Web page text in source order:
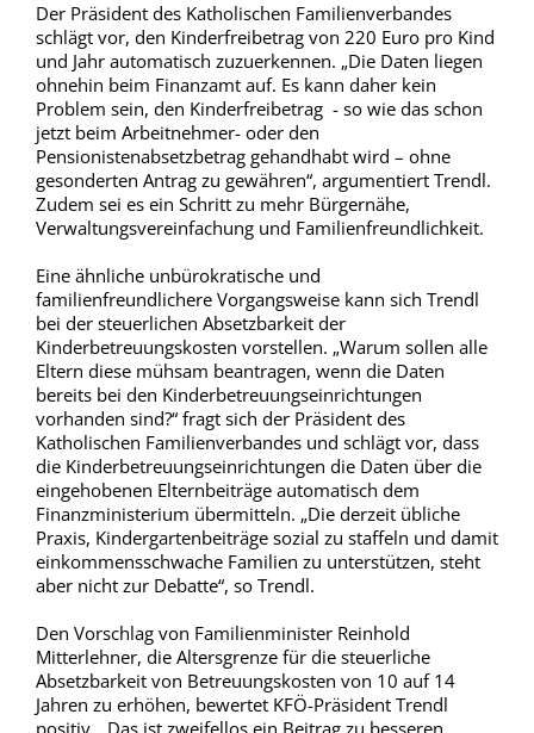
Der Präsident des Katholischen Familienverbandes
schlägt vor, den Kinderfreibetrag von 220 Euro pro Kind
und Jahr automatisch zuzuerkennen. „Die Daten liegen
ohnehin beim Finanzamt auf. Es kann daher kein
Problem sein, den Kinderfreibetrag - so wie das schon
jetzt beim Arbeitnehmer- oder den
Pensionistenabsetzbetrag gehandhabt wird – ohne
gesonderten Antrag zu gewähren“, argumentiert Trendl.
Zudem sei es ein Schritt zu mehr Bürgernähe,
Verwaltungsvereinfachung und Familienfreundlichkeit.
Eine ähnliche unbürokratische und
familienfreundlichere Vorgangsweise kann sich Trendl
bei der steuerlichen Absetzbarkeit der
Kinderbetreuungskosten vorstellen. „Warum sollen alle
Eltern diese mühsam beantragen, wenn die Daten
bereits bei den Kinderbetreuungseinrichtungen
vorhanden sind?“ fragt sich der Präsident des
Katholischen Familienverbandes und schlägt vor, dass
die Kinderbetreuungseinrichtungen die Daten über die
eingehobenen Elternbeiträge automatisch dem
Finanzministerium übermitteln. „Die derzeit übliche
Praxis, Kindergartenbeiträge sozial zu staffeln und damit
einkommensschwache Familien zu unterstützen, steht
aber nicht zur Debatte“, so Trendl.
Den Vorschlag von Familienminister Reinhold
Mitterlehner, die Altersgrenze für die steuerliche
Absetzbarkeit von Betreuungskosten von 10 auf 14
Jahren zu erhöhen, bewertet KFÖ-Präsident Trendl
positiv. „Das ist zweifellos ein Beitrag zu besseren